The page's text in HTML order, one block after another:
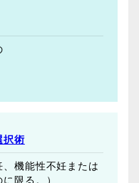
択術
機能性不妊または
限る。）